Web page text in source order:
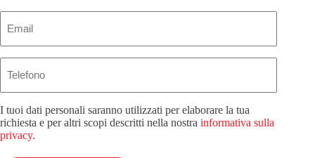
I tuoi dati personali saranno utilizzati per elaborare la tua
richiesta e per altri scopi descritti nella nostra informativa sulla
privacy.